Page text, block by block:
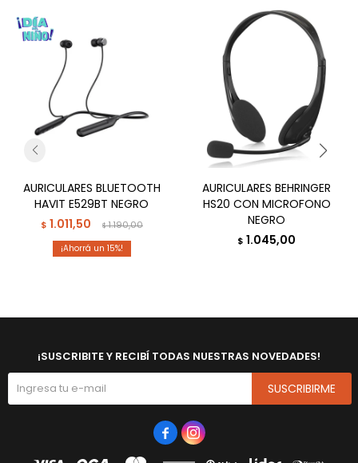
AURICULARES BLUETOOTH
HAVIT E529BT NEGRO
$ 1.011,50 $1.190,00
15
AURICULARES BEHRINGER
HS20 CON MICROFONO
NEGRO
$ 1.045,00
¡SUSCRIBITE Y RECIBÍ TODAS NUESTRAS NOVEDADES!
SUSCRIBIRME
 